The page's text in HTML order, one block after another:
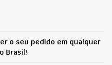
o seu pedido em qualquer
Brasil!